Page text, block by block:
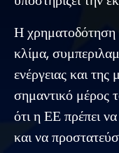
Η χρηματοδότηση
κλίμα,
ενέργειας και
σημαντικό μέρος
ότι η ΕΕ πρέπει
και να